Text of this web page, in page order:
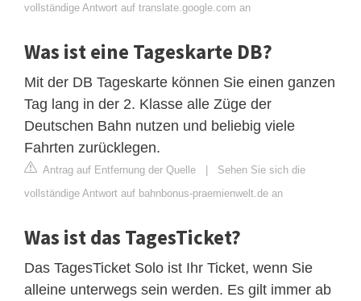
vollständige Antwort auf translate.google.com an
Was ist eine Tageskarte DB?
Mit der DB Tageskarte können Sie einen ganzen
Tag lang in der 2. Klasse alle Züge der
Deutschen Bahn nutzen und beliebig viele
Fahrten zurücklegen.
Antrag auf Entfernung der Quelle | Sehen Sie sich die
vollständige Antwort auf bahnbonus-praemienwelt.de an
Was ist das TagesTicket?
Das TagesTicket Solo ist Ihr Ticket, wenn Sie
alleine unterwegs sein werden. Es gilt immer ab